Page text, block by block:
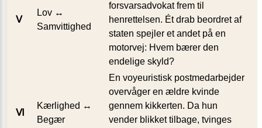
Ⅴ
Lov ↔
Samvittighed
forsvars­advokat frem til
henrettelsen. Ét drab beordret af
staten spejler et andet på en
motorvej: Hvem bærer den
endelige skyld?
Ⅵ
Kærlighed ↔
Begær
En voyeuristisk postmedarbejder
overvåger en ældre kvinde
gennem kikkerten. Da hun
vender blikket tilbage, tvinges